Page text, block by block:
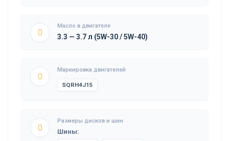
Масло в двигателе
3.3 — 3.7 л (5W-30 / 5W-40)
Маркировка двигателей
SQRH4J15
Размеры дисков и шин
Шины: